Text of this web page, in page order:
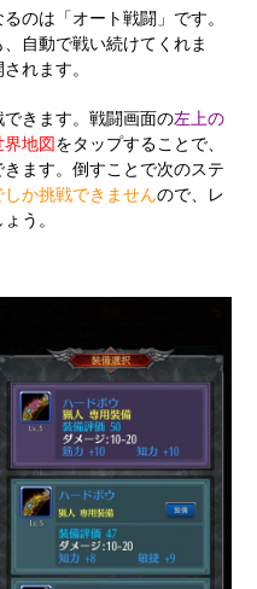
のは「オート戦闘」です。
自動で戦い続けてくれま
れます。
きます。戦闘画面の左上の
界地図をタップすることで、
ます。倒すことで次のステ
か挑戦できませんので、レ
う。